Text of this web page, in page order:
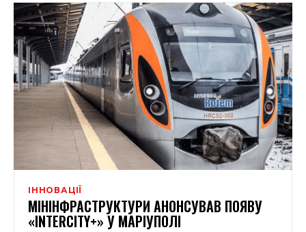
ІННОВАЦІЇ
МІНІНФРАСТРУКТУРИ АНОНСУВАВ ПОЯВУ
«INTERCITY+» У МАРІУПОЛІ